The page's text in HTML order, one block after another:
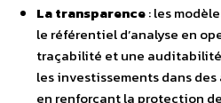
La transparence: les
le référentiel d’analyse en
traçabilité et une
les investissements dans
en renforçant la protection